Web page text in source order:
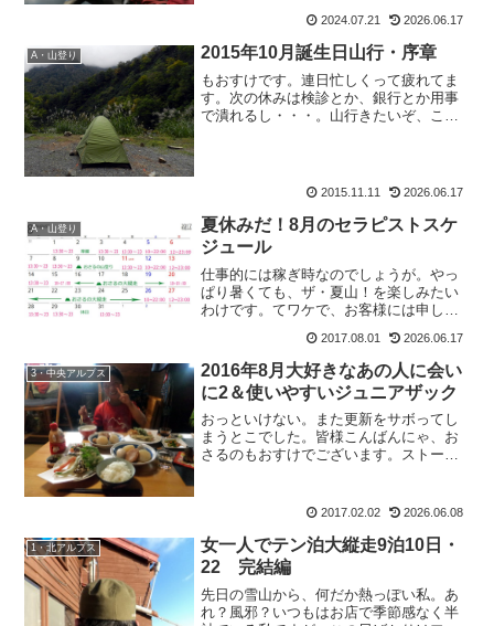
支度して病院へ。そこからが凄かった。
毎日、退院した母の...
2024.07.21 2026.06.17
A・山登り 2015年10月誕生日山行・序章
もおすけです。連日忙しくって疲れてま
す。次の休みは検診とか、銀行とか用事
で潰れるし・・・。山行きたいぞ、こん
直で仕事ができて、大助...
2015.11.11 2026.06.17
A・山登り
夏休みだ！8月のセラピストスケ
ジュール
仕事的には稼ぎ時なのでしょうが。やっ
ぱり暑くても、ザ・夏山！を楽しみたい
わけです。てワケで、お客様には申し訳
トです。8月のセラピストスケジュール
【8月の基本シフト】平日 13：30～
23：00土曜日...
2017.08.01 2026.06.17
3・中央アルプス
2016年8月大好きなあの人に会い
に2＆使いやすいジュニアザック
おっといけない。また更新をサボってし
まうとこでした。皆様こんばんにゃ、お
さるのもおすけでございます。ストーブ
つかせますよっ！頑張って追いつかせま
2017.02.02 2026.06.08
1・北アルプス
女一人でテン泊大縦走9泊10日・
22 完結編
先日の雪山から、何だか熱っぽい私。あ
れ？風邪？いつもはお店で季節感なく半